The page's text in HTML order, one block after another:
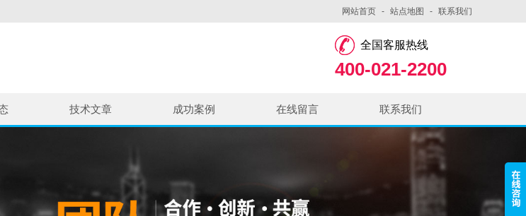
网站首页 - 站点地图 - 联系我们
全国客服热线
400-021-2200
技术文章 成功案例 在线留言 联系我们